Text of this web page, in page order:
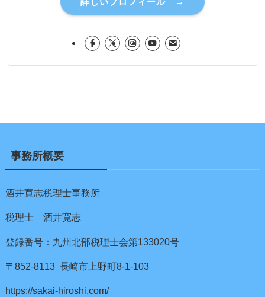
事務所概要
酒井寛志税理士事務所
税理士 酒井寛志
登録番号：九州北部税理士会第133020号
〒852-8113 長崎市上野町8-1-103
https://sakai-hiroshi.com/